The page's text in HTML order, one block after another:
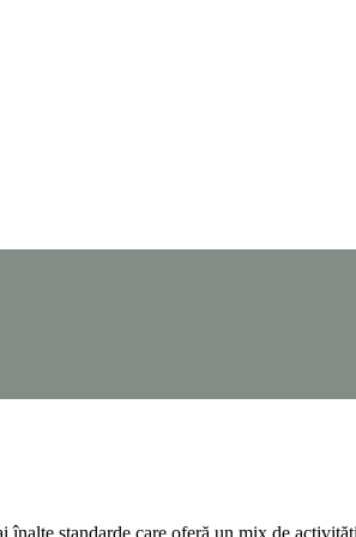
înalte standarde care oferă un mix de